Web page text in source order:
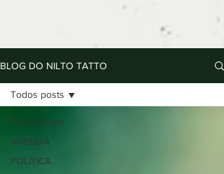
BLOG DO NILTO TATTO
Todos posts
AGENDA
POLÍTICA
Todos posts